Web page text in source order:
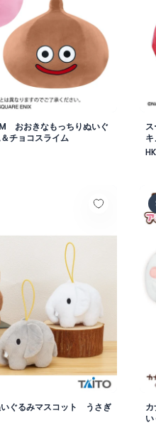
おおきなもっちりぬいぐ
チョコスライム
ぬいぐるみマスコット う
ぐるみマスコット うさぎ